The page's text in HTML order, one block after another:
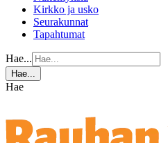
Kirkko ja usko
Seurakunnat
Tapahtumat
Hae...
Hae...
Hae